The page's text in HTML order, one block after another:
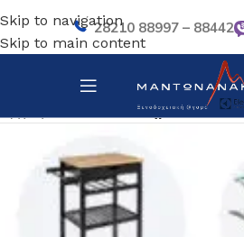
Skip to navigation
Skip to main content
28210 88997 – 88442
Κατάστημα